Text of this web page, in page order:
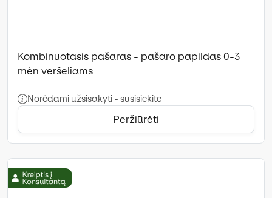
Kombinuotasis pašaras - pašaro papildas 0-3
mėn veršeliams
Norėdami užsisakyti - susisiekite
Peržiūrėti